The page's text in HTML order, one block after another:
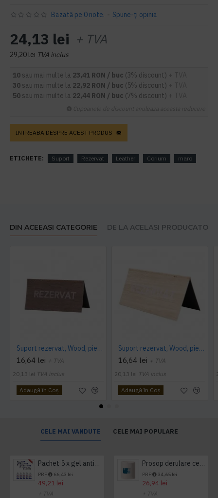
Bazată pe 0 note. - Spune-ţi opinia
24,13 lei + TVA
29,20 lei TVA inclus
10 sau mai multe la 23,41 RON / buc (3% discount)
30 sau mai multe la 22,92 RON / buc (5% discount)
50 sau mai multe la 22,44 RON / buc (7% discount)
INTREABA DESPRE ACEST PRODUS
ETICHETE: Suport Rezervat Leather Corium maro
DIN ACEEASI CATEGORIE DE LA ACELASI PRODUCATOR
Suport rezervat, Wood, piele PU interior/exterior, lavabila, maro
16,64 lei + TVA
20,13 lei TVA inclus
Adaugă în Coş
Suport rezervat, Wood, piele PU interior/exterior, lavabila, bej
16,64 lei + TVA
20,13 lei TVA inclus
Adaugă în Coş
CELE MAI VANDUTE CELE MAI POPULARE
Pachet 5 x gel antibacterian 50ml si 3 x Servetele antibacteriene 48 buc Hygienium
PRP 66,43 lei
49,21 lei
+ TVA
Prosop derulare centrala 1 pliu, 300 m Tork
PRP 34,65 lei
26,94 lei
+ TVA